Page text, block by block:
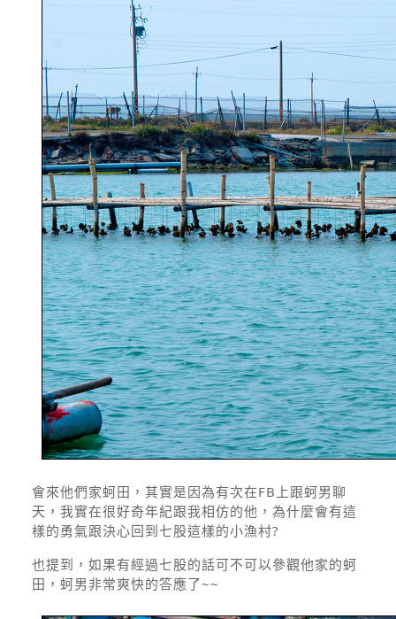
會來他們家蚵田，其實是因為有次在FB上跟蚵男聊
天，我實在很好奇年紀跟我相仿的他，為什麼會有這
樣的勇氣跟決心回到七股這樣的小漁村?
也提到，如果有經過七股的話可不可以參觀他家的蚵
田，蚵男非常爽快的答應了~~